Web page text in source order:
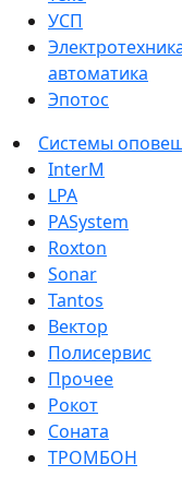
УСП
автоматика
Эпотос
Системы
InterM
LPA
PASystem
Roxton
Sonar
Tantos
Вектор
Полисервис
Прочее
Рокот
Соната
ТРОМБОН